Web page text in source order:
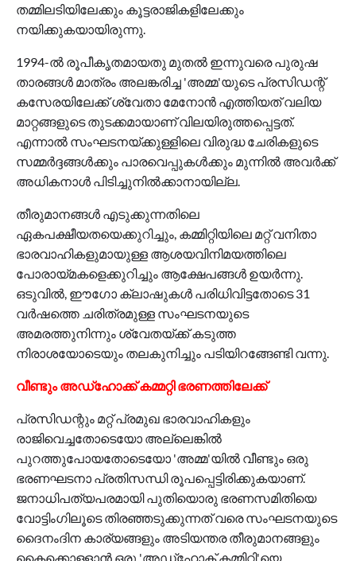
തമ്മിലടിയിലേക്കും കൂട്ടരാജികളിലേക്കും
നയിക്കുകയായിരുന്നു.
1994-ല്‍ രൂപീകൃതമായതു മുതല്‍ ഇന്നുവരെ പുരുഷ
താരങ്ങള്‍ മാത്രം അലങ്കരിച്ച 'അമ്മ'യുടെ പ്രസിഡന്റ്
കസേരയിലേക്ക് ശ്വേതാ മേനോന്‍ എത്തിയത് വലിയ
മാറ്റങ്ങളുടെ തുടക്കമായാണ് വിലയിരുത്തപ്പെട്ടത്.
എന്നാല്‍ സംഘടനയ്ക്കുള്ളിലെ വിരുദ്ധ ചേരികളുടെ
സമ്മര്‍ദ്ദങ്ങള്‍ക്കും പാരവെപ്പുകള്‍ക്കും മുന്നില്‍ അവര്‍ക്ക്
അധികനാള്‍ പിടിച്ചുനില്‍ക്കാനായില്ല.
തീരുമാനങ്ങള്‍ എടുക്കുന്നതിലെ
ഏകപക്ഷീയതയെക്കുറിച്ചും, കമ്മിറ്റിയിലെ മറ്റ് വനിതാ
ഭാരവാഹികളുമായുള്ള ആശയവിനിമയത്തിലെ
പോരായ്മകളെക്കുറിച്ചും ആക്ഷേപങ്ങള്‍ ഉയര്‍ന്നു.
ഒടുവില്‍, ഈഗോ ക്ലാഷുകള്‍ പരിധിവിട്ടതോടെ 31
വര്‍ഷത്തെ ചരിത്രമുള്ള സംഘടനയുടെ
അമരത്തുനിന്നും ശ്വേതയ്ക്ക് കടുത്ത
നിരാശയോടെയും തലകുനിച്ചും പടിയിറങ്ങേണ്ടി വന്നു.
വീണ്ടും അഡ്‌ഹോക്ക് കമ്മറ്റി ഭരണത്തിലേക്ക്
പ്രസിഡന്റും മറ്റ് പ്രമുഖ ഭാരവാഹികളും
രാജിവെച്ചതോടെയോ അല്ലെങ്കില്‍
പുറത്തുപോയതോടെയോ 'അമ്മ'യില്‍ വീണ്ടും ഒരു
ഭരണഘടനാ പ്രതിസന്ധി രൂപപ്പെട്ടിരിക്കുകയാണ്.
ജനാധിപത്യപരമായി പുതിയൊരു ഭരണസമിതിയെ
വോട്ടിംഗിലൂടെ തിരഞ്ഞടുക്കുന്നത് വരെ സംഘടനയുടെ
ദൈനംദിന കാര്യങ്ങളും അടിയന്തര തീരുമാനങ്ങളും
കൈക്കൊള്ളാന്‍ ഒരു 'അഡ്ഹോക് കമ്മിറ്റി'യെ